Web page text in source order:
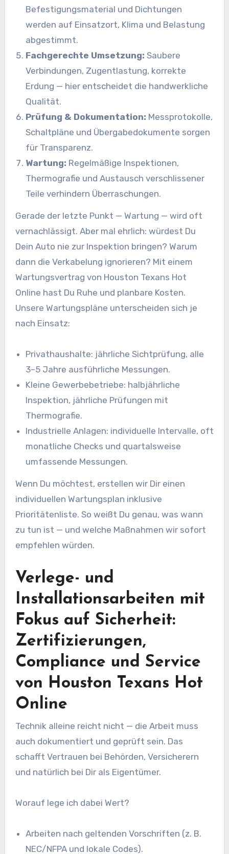
Befestigungsmaterial und Dichtungen
werden auf Einsatzort, Klima und Belastung
abgestimmt.
Fachgerechte Umsetzung: Saubere
Verbindungen, Zugentlastung, korrekte
Erdung — hier entscheidet die handwerkliche
Qualität.
Prüfung & Dokumentation: Messprotokolle,
Schaltpläne und Übergabedokumente sorgen
für Transparenz.
Wartung: Regelmäßige Inspektionen,
Thermografie und Austausch verschlissener
Teile verhindern Überraschungen.
Gerade der letzte Punkt — Wartung — wird oft
vernachlässigt. Aber mal ehrlich: würdest Du
Dein Auto nie zur Inspektion bringen? Warum
dann die Verkabelung ignorieren? Mit einem
Wartungsvertrag von Houston Texans Hot
Online hast Du Ruhe und planbare Kosten.
Unsere Wartungspläne unterscheiden sich je
nach Einsatz:
Privathaushalte: jährliche Sichtprüfung, alle
3–5 Jahre ausführliche Messungen.
Kleine Gewerbebetriebe: halbjährliche
Inspektion, jährliche Prüfungen mit
Thermografie.
Industrielle Anlagen: individuelle Intervalle, oft
monatliche Checks und quartalsweise
umfassende Messungen.
Wenn Du möchtest, erstellen wir Dir einen
individuellen Wartungsplan inklusive
Prioritätenliste. So weißt Du genau, was wann
zu tun ist — und welche Maßnahmen wir sofort
empfehlen würden.
Verlege- und
Installationsarbeiten mit
Fokus auf Sicherheit:
Zertifizierungen,
Compliance und Service
von Houston Texans Hot
Online
Technik alleine reicht nicht — die Arbeit muss
auch dokumentiert und geprüft sein. Das
schafft Vertrauen bei Behörden, Versicherern
und natürlich bei Dir als Eigentümer.
Worauf lege ich dabei Wert?
Arbeiten nach geltenden Vorschriften (z. B.
NEC/NFPA und lokale Codes).